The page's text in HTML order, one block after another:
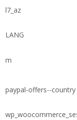
l7_az
LANG
m
paypal-offers--country